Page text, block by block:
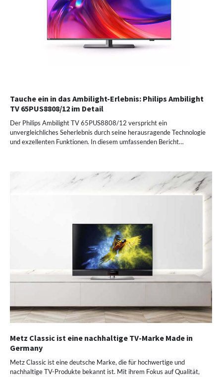
Tauche ein in das Ambilight-Erlebnis: Philips Ambilight
TV 65PUS8808/12 im Detail
Der Philips Ambilight TV 65PUS8808/12 verspricht ein
unvergleichliches Seherlebnis durch seine herausragende Technologie
und exzellenten Funktionen. In diesem umfassenden Bericht…
Metz Classic ist eine nachhaltige TV-Marke Made in
Germany
Metz Classic ist eine deutsche Marke, die für hochwertige und
nachhaltige TV-Produkte bekannt ist. Mit ihrem Fokus auf Qualität,